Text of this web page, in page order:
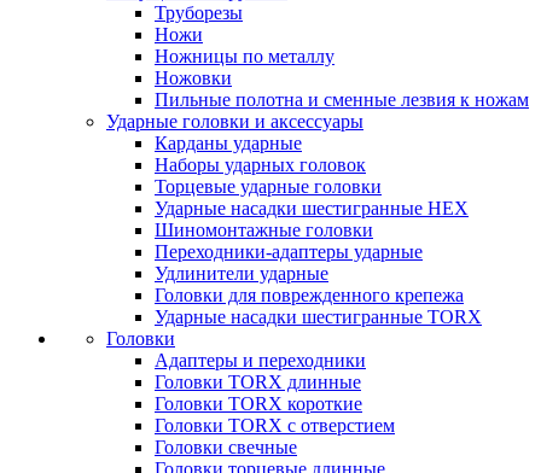
Труборезы
Ножи
Ножницы по металлу
Ножовки
Пильные полотна и сменные лезвия к ножам
Ударные головки и аксессуары
Карданы ударные
Наборы ударных головок
Торцевые ударные головки
Ударные насадки шестигранные HEX
Шиномонтажные головки
Переходники-адаптеры ударные
Удлинители ударные
Головки для поврежденного крепежа
Ударные насадки шестигранные TORX
Головки
Адаптеры и переходники
Головки TORX длинные
Головки TORX короткие
Головки TORX с отверстием
Головки свечные
Головки торцевые длинные